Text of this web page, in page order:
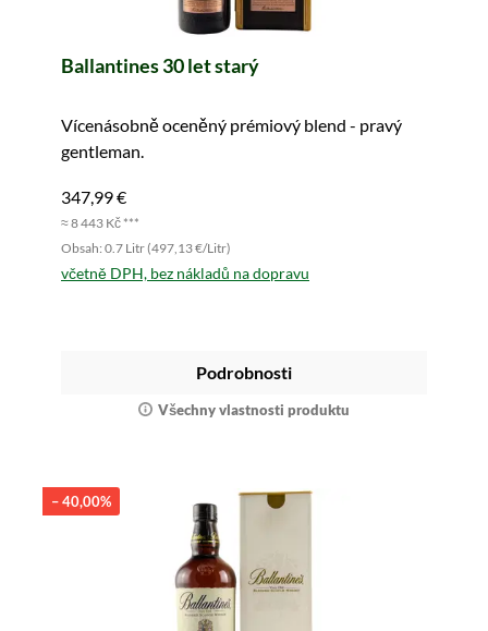
Ballantines 30 let starý
Vícenásobně oceněný prémiový blend - pravý
gentleman.
347,99 €
≈ 8 443 Kč ***
Obsah: 0.7 Litr (497,13 €/Litr)
včetně DPH, bez nákladů na dopravu
Podrobnosti
Všechny vlastnosti produktu
– 40,00%